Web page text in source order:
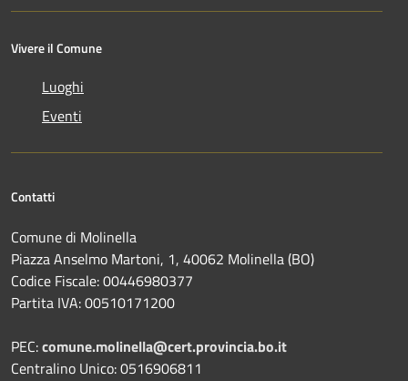
Vivere il Comune
Luoghi
Eventi
Contatti
Comune di Molinella
Piazza Anselmo Martoni, 1, 40062 Molinella (BO)
Codice Fiscale: 00446980377
Partita IVA: 00510171200
PEC:comune.molinella@cert.provincia.bo.it
Centralino Unico: 0516906811